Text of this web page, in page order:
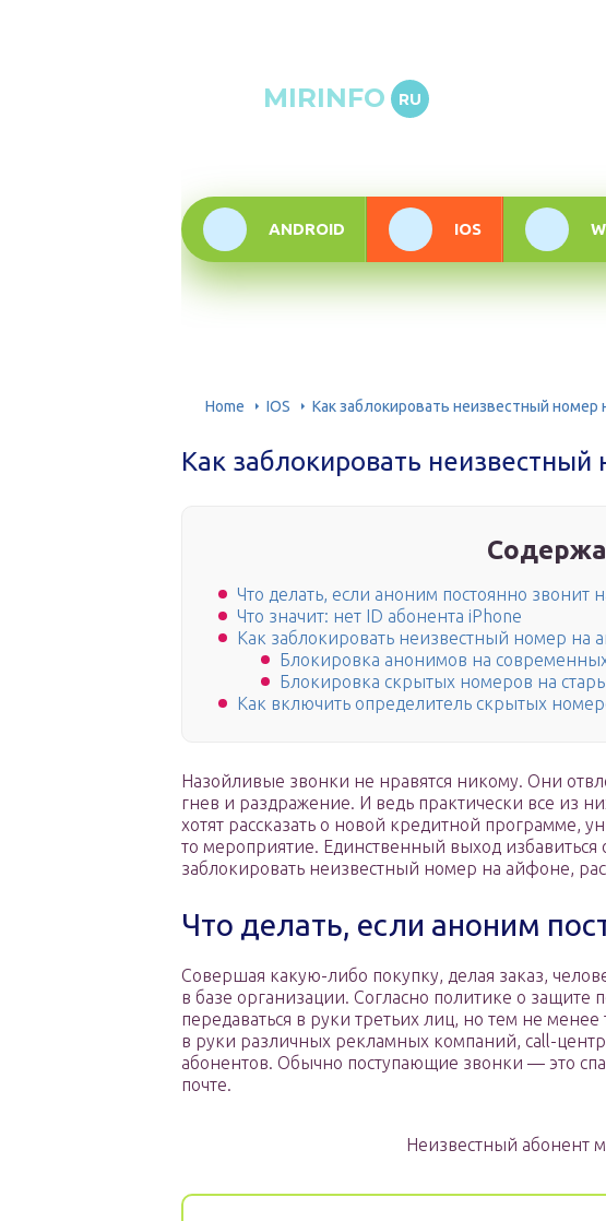
MIRINFO RU
ANDROID IOS
Home IOS Как заблокировать неизвестный номер
Как заблокировать
Что делать, если аноним постоянно звонит
Что значит: нет ID абонента iPhone
Как заблокировать неизвестный номер на
Блокировка анонимов на
Блокировка скрытых номеров на
Как включить определитель скрытых
Назойливые звонки не нравятся никому. Они
гнев и раздражение. И ведь практически все из
хотят рассказать о новой кредитной программе,
то мероприятие. Единственный выход
заблокировать неизвестный номер на айфоне,
Что делать, если аноним
Совершая какую-либо покупку, делая заказ,
в базе организации. Согласно политике о
передаваться в руки третьих лиц, но тем не
в руки различных рекламных компаний, call-
абонентов. Обычно поступающие звонки — это
почте.
Неизвестный абонент